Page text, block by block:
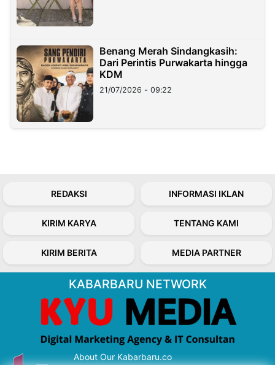
Benang Merah Sindangkasih:
Dari Perintis Purwakarta hingga
KDM
21/07/2026 - 09:22
REDAKSI INFORMASI IKLAN
KIRIM KARYA TENTANG KAMI
KIRIM BERITA MEDIA PARTNER
KABARBARU NETWORK
About Our Kabarbaru.co